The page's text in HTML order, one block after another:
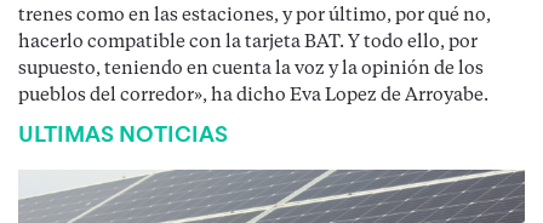
trenes como en las estaciones, y por último, por qué no,
hacerlo compatible con la tarjeta BAT. Y todo ello, por
supuesto, teniendo en cuenta la voz y la opinión de los
pueblos del corredor», ha dicho Eva Lopez de Arroyabe.
ULTIMAS NOTICIAS